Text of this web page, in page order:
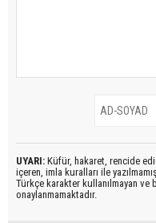
UYARI: Küfür, hakaret, rencide
içeren, imla kuralları ile
Türkçe karakter kullanılmayan ve
onaylanmamaktadır.